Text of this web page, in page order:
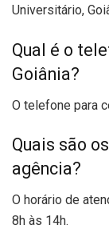
Universitário,
Qual é o
Goiânia?
O telefone para
Quais são
agência?
O horário de
8h às 14h.